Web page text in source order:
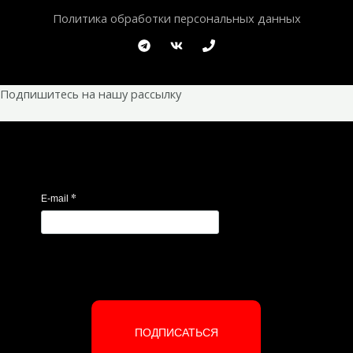
Политика обработки персональных данных
Подпишитесь на нашу рассылку
E-mail *
ПОДПИСАТЬСЯ